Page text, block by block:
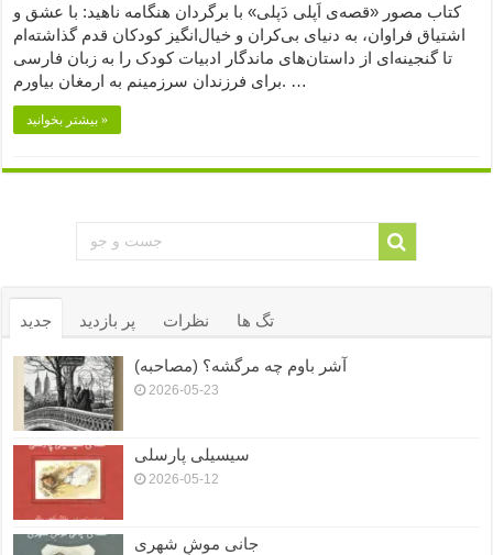
کتاب مصور «قصه‌ی اَپلی دَپلی» با برگردان هنگامه ناهید: با عشق و
اشتیاق فراوان، به دنیای بی‌کران و خیال‌انگیز کودکان قدم گذاشته‌ام
تا گنجینه‌ای از داستان‌های ماندگار ادبیات کودک را به زبان فارسی
برای فرزندان سرزمینم به ارمغان بیاورم. …
بیشتر بخوانید »
جدید پر بازدید نظرات تگ ها
آشر باوم چه مرگشه؟ (مصاحبه)
2026-05-23
سیسیلی پارسلی
2026-05-12
جانی موشِ شهری